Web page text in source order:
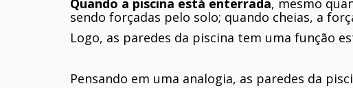
sendo forçadas pelo solo; quando cheias, a
Logo, as paredes da piscina tem uma função
Pensando em uma analogia, as paredes da